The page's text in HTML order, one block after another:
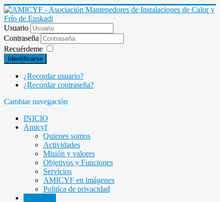
Usuario
Contraseña
Recuérdeme
Identificarse
¿Recordar usuario?
¿Recordar contraseña?
Cambiar navegación
INICIO
Amicyf
Quienes somos
Actividades
Misión y valores
Objetivos y Funciones
Servicios
AMICYF en imágenes
Politíca de privacidad